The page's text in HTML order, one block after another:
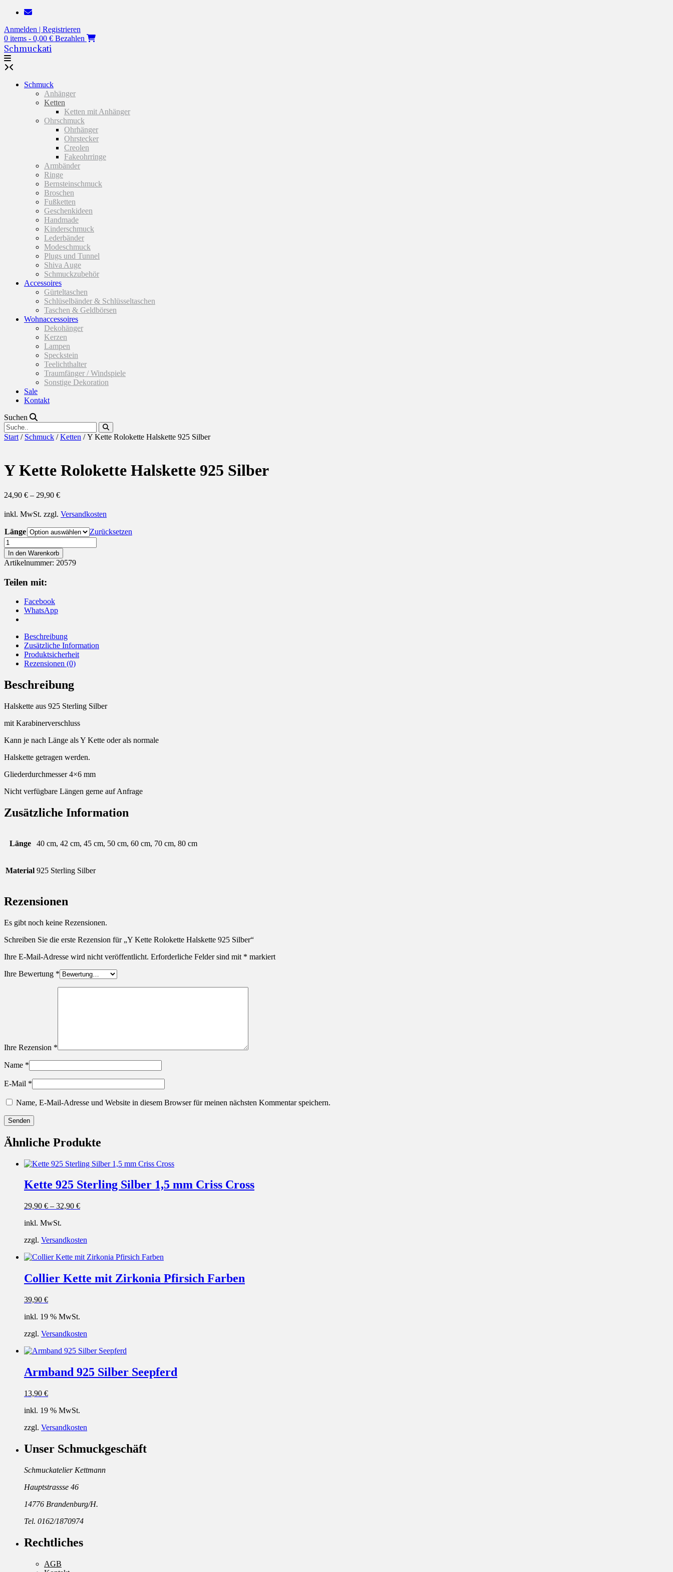
Zum
springen
Anmelden | Registrieren
0 items - 0,00 € Bezahlen
Schmuckati
Schmuck
Anhänger
Ketten
Ketten mit Anhänger
Ohrschmuck
Ohrhänger
Ohrstecker
Creolen
Fakeohrringe
Armbänder
Ringe
Bernsteinschmuck
Broschen
Fußketten
Geschenkideen
Handmade
Kinderschmuck
Lederbänder
Modeschmuck
Plugs und Tunnel
Shiva Auge
Schmuckzubehör
Accessoires
Gürteltaschen
Schlüselbänder & Schlüsseltaschen
Taschen & Geldbörsen
Wohnaccessoires
Dekohänger
Kerzen
Lampen
Speckstein
Teelichthalter
Traumfänger / Windspiele
Sonstige Dekoration
Sale
Kontakt
Suchen
Start / Schmuck /Ketten / Y Kette Rolokette Halskette 925 Silber
Y Kette Rolokette Halskette 925 Silber
24,90 € – 29,90 €
inkl. MwSt. zzgl. Versandkosten
Länge
Zurücksetzen
Y
Kette
Rolokette
Halskette
925
Silber
In den Warenkorb
Artikelnummer: 20579
Teilen mit:
Facebook
WhatsApp
Beschreibung
Zusätzliche Information
Produktsicherheit
Rezensionen (0)
Beschreibung
Halskette aus 925 Sterling Silber
mit Karabinerverschluss
Kann je nach Länge als Y Kette oder als normale
Halskette getragen werden.
Gliederdurchmesser 4×6 mm
Nicht verfügbare Längen gerne auf Anfrage
Zusätzliche Information
Länge 40 cm, 42 cm, 45 cm, 50 cm, 60 cm, 70 cm, 80 cm
Material 925 Sterling Silber
Rezensionen
Es gibt noch keine Rezensionen.
Schreiben Sie die erste Rezension für „Y Kette Rolokette Halskette 925 Silber“
Ihre E-Mail-Adresse wird nicht veröffentlicht. Erforderliche Felder sind mit * markiert
Ihre Bewertung *
Ihre Rezension *
Name *
E-Mail *
Name, E-Mail-Adresse und Website in diesem Browser für meinen nächsten Kommentar speichern.
Ähnliche Produkte
Kette 925 Sterling Silber 1,5 mm Criss Cross
29,90 € – 32,90 €
inkl. MwSt.
zzgl. Versandkosten
Collier Kette mit Zirkonia Pfirsich Farben
39,90 €
inkl. 19 % MwSt.
zzgl. Versandkosten
Armband 925 Silber Seepferd
13,90 €
inkl. 19 % MwSt.
zzgl. Versandkosten
Unser Schmuckgeschäft
Schmuckatelier Kettmann
Hauptstrassse 46
14776 Brandenburg/H.
Tel. 0162/1870974
Rechtliches
AGB